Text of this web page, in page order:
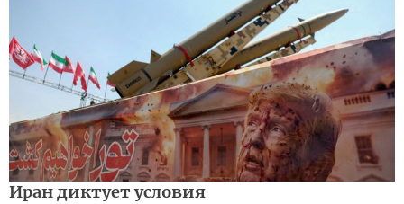
Иран диктует условия